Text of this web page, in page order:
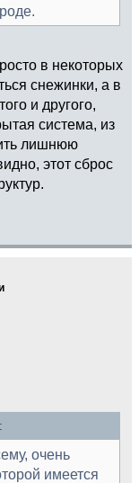
в некоторых
снежинки, а в
и другого,
система, из
лишнюю
этот сброс
очень
имеется